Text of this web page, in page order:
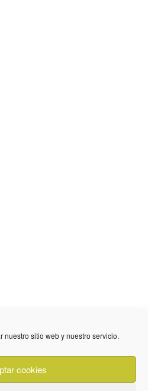
nuestro sitio web y nuestro servicio.
cookies
Fuente Palmera
legal Cookies